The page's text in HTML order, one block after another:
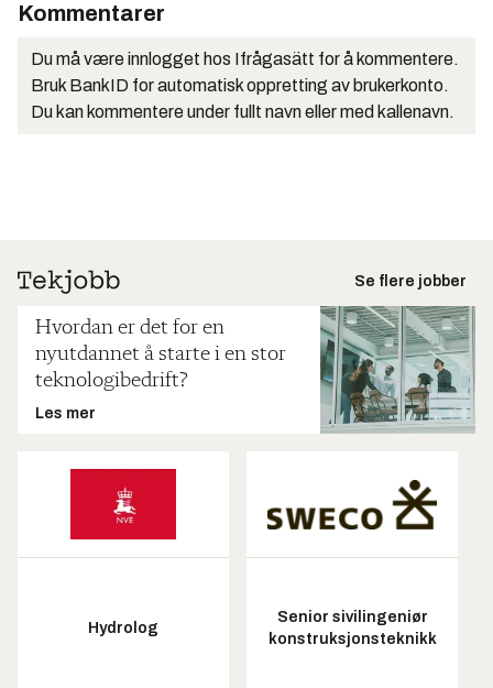
Kommentarer
Du må være innlogget hos Ifrågasätt for å kommentere.
Bruk BankID for automatisk oppretting av brukerkonto.
Du kan kommentere under fullt navn eller med kallenavn.
Se flere jobber
Hvordan er det for en
nyutdannet å starte i en stor
teknologibedrift?
Les mer
Hydrolog
Senior sivilingeniør
konstruksjonsteknikk